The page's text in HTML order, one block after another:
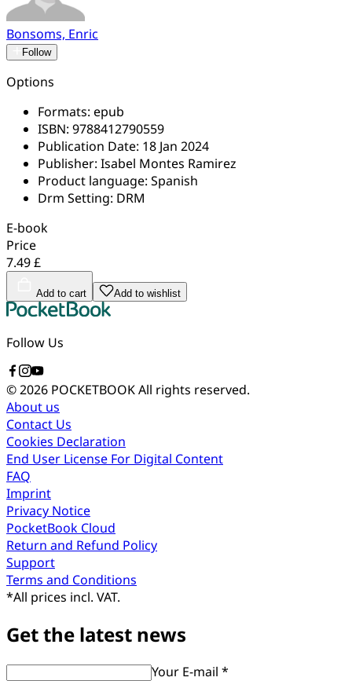
Bonsoms, Enric
Follow
Options
Formats: epub
ISBN: 9788412790559
Publication Date: 18 Jan 2024
Publisher: Isabel Montes Ramirez
Product language: Spanish
Drm Setting: DRM
E-book
Price
7.49 £
Add to cart Add to wishlist
Follow Us
© 2026 POCKETBOOKAll rights reserved.
About us
Contact Us
Cookies Declaration
End User License For Digital Content
FAQ
Imprint
Privacy Notice
PocketBook Cloud
Return and Refund Policy
Support
Terms and Conditions
*All prices incl. VAT.
Get the latest news
Your E-mail *